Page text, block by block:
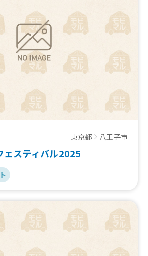
地域住民、イベント参加者など。目
の方も多くいらっしゃるため、幅広い
ます。
東京都 八王子市
ェスティバル2025